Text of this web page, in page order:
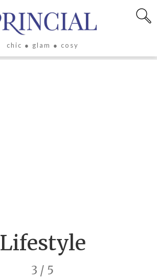
chic ● glam ● cosy
Lifestyle
3 / 5